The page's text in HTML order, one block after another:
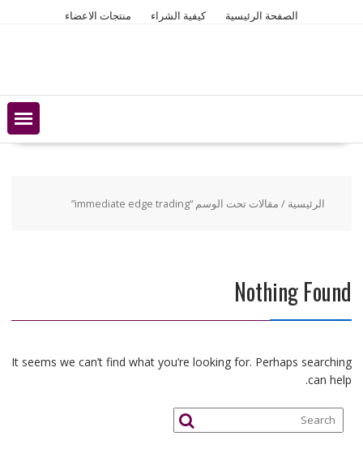
الصفحة الرئيسية كيفية الشراء منتجات الاعضاء
الرئيسية / مقالات تحت الوسم “immediate edge trading”
Nothing Found
It seems we can’t find what you’re looking for. Perhaps searching
can help.